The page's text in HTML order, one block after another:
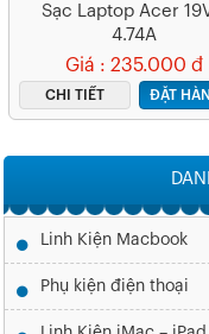
Sạc Laptop Acer
4.74A
Giá : 235.000 đ
CHI TIẾT ĐẶT
Linh Kiện Macbook
Phụ kiện điện thoại